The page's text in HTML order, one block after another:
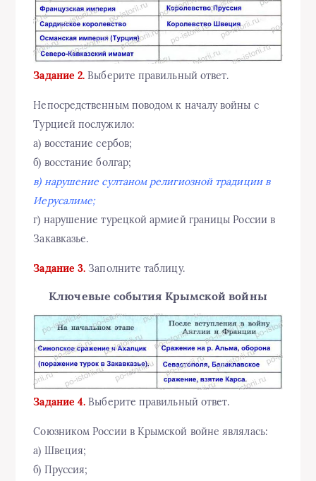
Задание 2. Выберите правильный ответ.
Непосредственным поводом к началу войны с
Турцией послужило:
а) восстание сербов;
б) восстание болгар;
в) нарушение султаном религиозной традиции в
Иерусалиме;
г) нарушение турецкой армией границы России в
Закавказье.
Задание 3. Заполните таблицу.
Ключевые события Крымской войны
Задание 4. Выберите правильный ответ.
Союзником России в Крымской войне являлась:
а) Швеция;
б) Пруссия;